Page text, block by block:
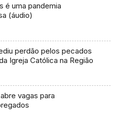
é uma pandemia
(áudio)
perdão pelos pecados
Igreja Católica na Região
vagas para